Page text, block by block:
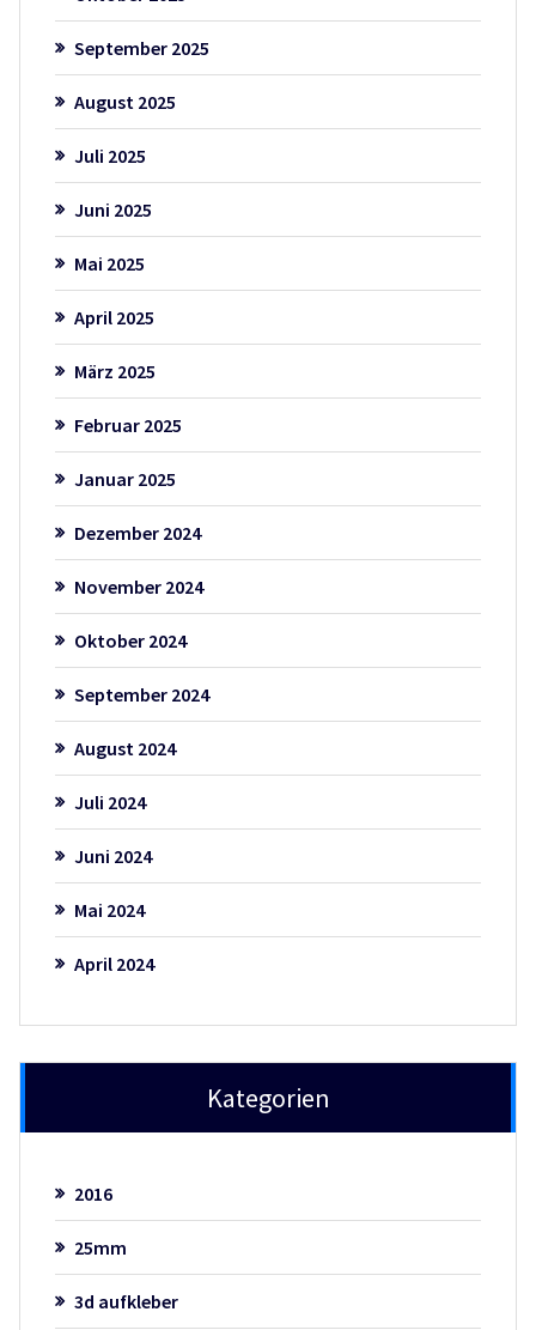
September 2025
August 2025
Juli 2025
Juni 2025
Mai 2025
April 2025
März 2025
Februar 2025
Januar 2025
Dezember 2024
November 2024
Oktober 2024
September 2024
August 2024
Juli 2024
Juni 2024
Mai 2024
April 2024
Kategorien
2016
25mm
3d aufkleber